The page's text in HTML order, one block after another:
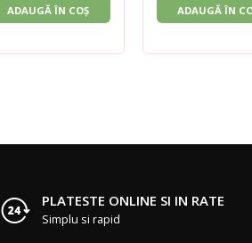
ADAUGĂ ÎN COȘ ADAUGĂ ÎN
PLATESTE ONLINE SI IN RATE
Simplu si rapid